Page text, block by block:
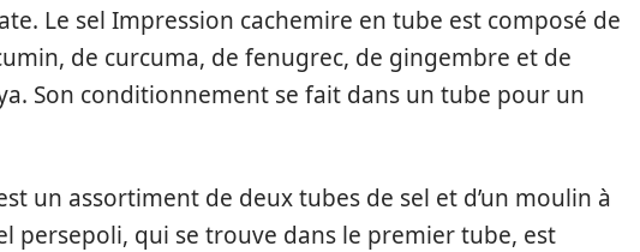
Le sel Impression cachemire en tube est composé de
de curcuma, de fenugrec, de gingembre et de
Son conditionnement se fait dans un tube pour un
un assortiment de deux tubes de sel et d’un moulin à
persepoli, qui se trouve dans le premier tube, est